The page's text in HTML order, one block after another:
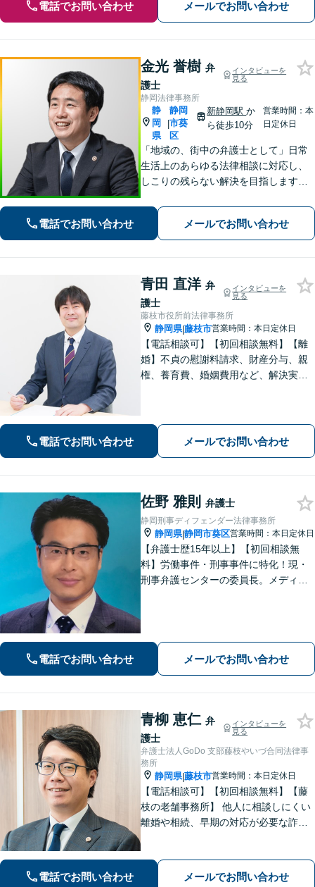
電話でお問い合わせ メールでお問い合わせ
金光 誉樹 弁
護士
インタビューを
見る
静岡法律事務所
静
岡
県
|
静岡
市葵
区
新静岡駅か
ら徒歩10分
営業時間：本
日定休日
「地域の、街中の弁護士として」日常
生活上のあらゆる法律相談に対応し、
しこりの残らない解決を目指します。
ら思っていただけるよう、どのような
案件にも誠心誠意取り組んでいく所存
です。
電話でお問い合わせ メールでお問い合わせ
青田 直洋 弁
護士
インタビューを
見る
藤枝市役所前法律事務所
静岡県|藤枝市営業時間：本日定休日
【電話相談可】【初回相談無料】【離
婚】不貞の慰謝料請求、財産分与、親
権、養育費、婚姻費用など、解決実績
ります【法テラス利用可】【藤枝市役
所裏】
電話でお問い合わせ メールでお問い合わせ
佐野 雅則 弁護士
静岡刑事ディフェンダー法律事務所
静岡県|静岡市葵区営業時間：本日定休日
【弁護士歴15年以上】【初回相談無
料】労働事件・刑事事件に特化！現・
刑事弁護センターの委員長。メディア
す。地域密着型の法律事務所
電話でお問い合わせ メールでお問い合わせ
青柳 恵仁 弁
護士
インタビューを
見る
弁護士法人GoDo 支部藤枝やいづ合同法律事
務所
静岡県|藤枝市営業時間：本日定休日
【電話相談可】【初回相談無料】【藤
枝の老舗事務所】 他人に相談しにくい
離婚や相続、早期の対応が必要な詐欺
か」と悩まずに、まずはご相談くださ
い【弁護士3人在籍】
電話でお問い合わせ メールでお問い合わせ